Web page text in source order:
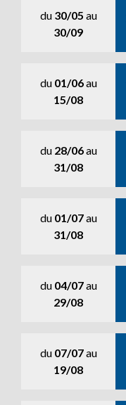
du 30/05 au
30/09
du 01/06au
15/08
du 28/06au
31/08
du 01/07au
31/08
du 04/07au
29/08
du 07/07au
19/08